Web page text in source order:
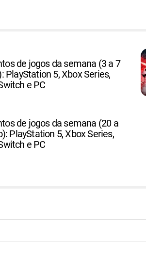
de jogos da semana (3 a 7
PlayStation 5, Xbox Series,
e PC
de jogos da semana (20 a
PlayStation 5, Xbox Series,
e PC